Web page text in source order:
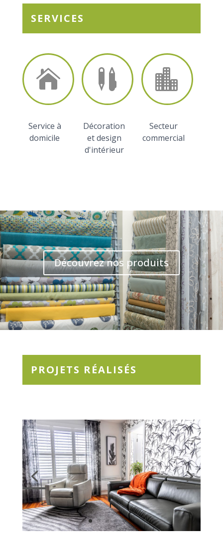
SERVICES

Service à
domicile

Décoration
et design
d'intérieur

Secteur
commercial
Découvrez nos produits
PROJETS RÉALISÉS